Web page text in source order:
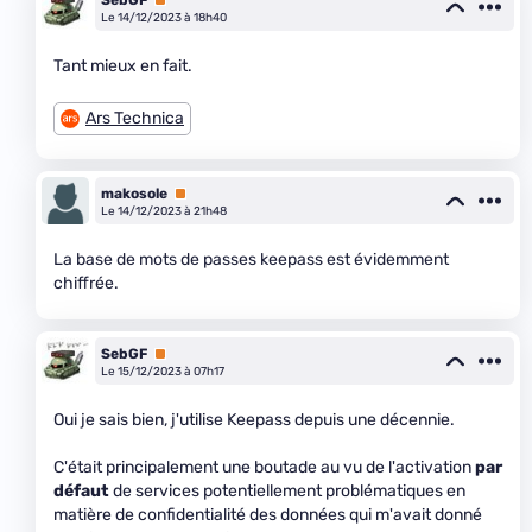
Le 14/12/2023 à 18h40
Tant mieux en fait.
Ars Technica
makosole Premium
Le 14/12/2023 à 21h48
La base de mots de passes keepass est évidemment
chiffrée.
SebGF Premium
Le 15/12/2023 à 07h17
Oui je sais bien, j'utilise Keepass depuis une décennie.
C'était principalement une boutade au vu de l'activationpar
défautde services potentiellement problématiques en
matière de confidentialité des données qui m'avait donné